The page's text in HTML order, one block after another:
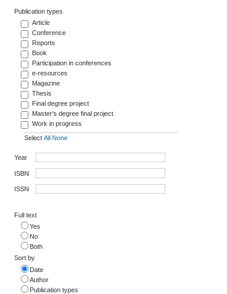
Publication types
Article
Conference
Reports
Book
Participation in conferences
e-resources
Magazine
Thesis
Final degree project
Master's degree final project
Work in progress
Select All None
Year
ISBN
ISSN
Full text
Yes
No
Both
Sort by
Date
Author
Publication types